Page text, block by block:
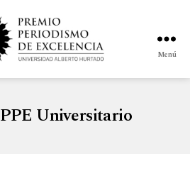
Menú
PPE Universitario